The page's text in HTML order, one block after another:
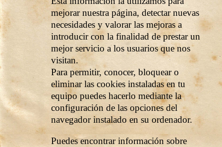
mejorar nuestra página, detectar nuevas
necesidades y valorar las mejoras a
introducir con la finalidad de prestar un
mejor servicio a los usuarios que nos
visitan.
Para permitir, conocer, bloquear o
eliminar las cookies instaladas en tu
equipo puedes hacerlo mediante la
configuración de las opciones del
navegador instalado en su ordenador.
Puedes encontrar información sobre